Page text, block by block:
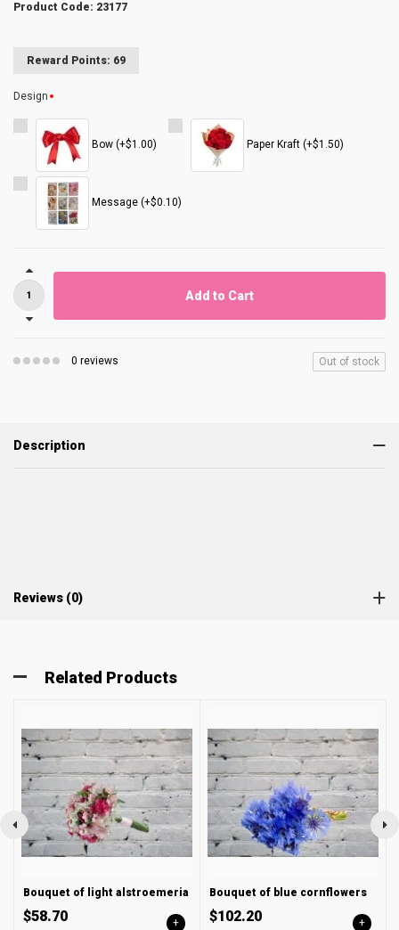
Product Code: 23177
Reward Points: 69
Design
Bow (+$1.00) Paper Kraft (+$1.50)
Message (+$0.10)
Add to Cart
0 reviews Out of stock
Description
Reviews (0)
Related Products
Bouquet of light alstroemeria
$58.70 +
Bouquet of blue cornflowers
$102.20 +